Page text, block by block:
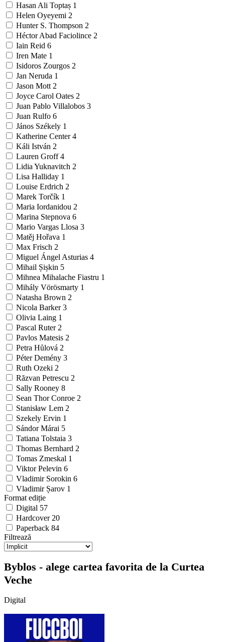
Hasan Ali Toptaș 1
Helen Oyeyemi 2
Hunter S. Thompson 2
Héctor Abad Faciolince 2
Iain Reid 6
Iren Mate 1
Isidoros Zourgos 2
Jan Neruda 1
Jason Mott 2
Joyce Carol Oates 2
Juan Pablo Villalobos 3
Juan Rulfo 6
János Székely 1
Katherine Center4
Káli István 2
Lauren Groff4
Lidia Yuknavitch 2
Lisa Halliday 1
Louise Erdrich 2
Marek Torčík 1
Maria Iordanidou 2
Marina Stepnova 6
Mario Vargas Llosa 3
Matěj Hořava 1
Max Frisch 2
Miguel Ángel Asturias 4
Mihail Șișkin 5
Mihnea Mihalache Fiastru 1
Mihály Vörösmarty 1
Natasha Brown 2
Nicola Barker3
Olivia Laing 1
Pascal Ruter 2
Pavlos Matesis 2
Petra Hůlová 2
Péter Demény 3
Ruth Ozeki 2
Răzvan Petrescu 2
Sally Rooney 8
Sean Thor Conroe 2
Stanisław Lem 2
Szekely Ervin 1
Sándor Márai 5
Tatiana Tolstaia 3
Thomas Bernhard 2
Tomas Zmeskal 1
Viktor Pelevin 6
Vladimir Sorokin 6
Vladimir Șarov 1
Format ediție
Digital 57
Hardcover 20
Paperback 84
Filtrează
Byblos - alege cartea favorita de la Curtea
Veche
Digital